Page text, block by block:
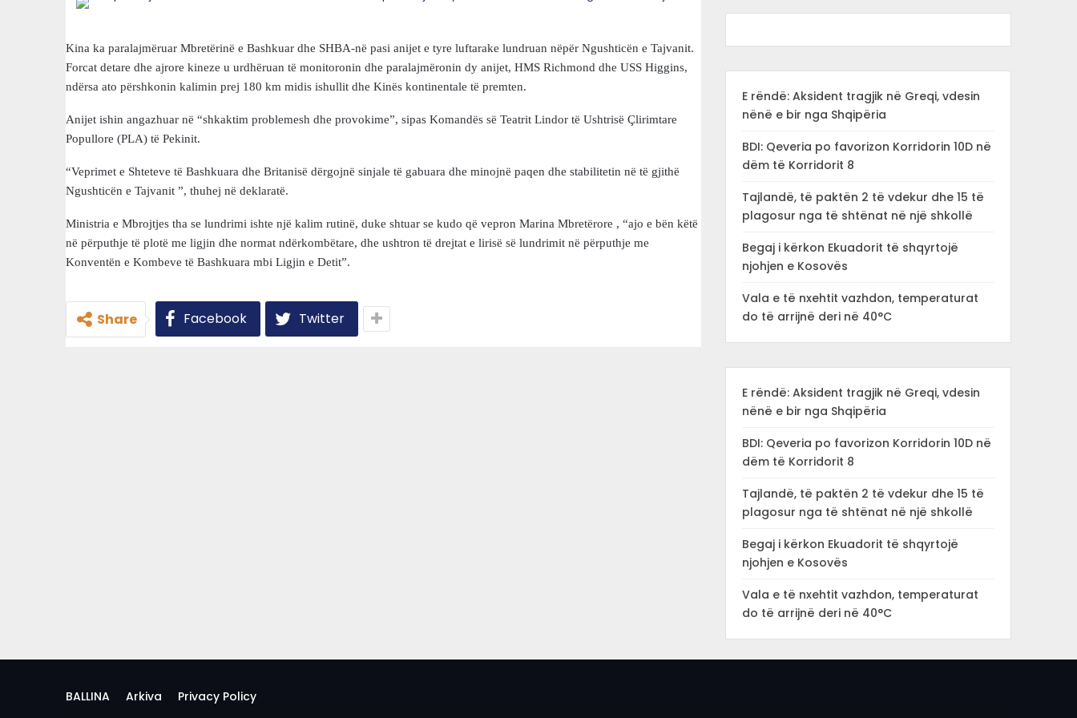
Kina ka paralajmëruar Mbretërinë e Bashkuar dhe SHBA-në pasi anijet e tyre luftarake lundruan nëpër Ngushticën e Tajvanit.
Forcat detare dhe ajrore kineze u urdhëruan të monitoronin dhe paralajmëronin dy anijet, HMS Richmond dhe USS Higgins,
ndërsa ato përshkonin kalimin prej 180 km midis ishullit dhe Kinës kontinentale të premten.
Anijet ishin angazhuar në “shkaktim problemesh dhe provokime”, sipas Komandës së Teatrit Lindor të Ushtrisë Çlirimtare
Popullore (PLA) të Pekinit.
“Veprimet e Shteteve të Bashkuara dhe Britanisë dërgojnë sinjale të gabuara dhe minojnë paqen dhe stabilitetin në të gjithë
Ngushticën e Tajvanit ”, thuhej në deklaratë.
Ministria e Mbrojtjes tha se lundrimi ishte një kalim rutinë, duke shtuar se kudo që vepron Marina Mbretërore , “ajo e bën këtë
në përputhje të plotë me ligjin dhe normat ndërkombëtare, dhe ushtron të drejtat e lirisë së lundrimit në përputhje me
Konventën e Kombeve të Bashkuara mbi Ligjin e Detit”.
Share Facebook Twitter
E rëndë: Aksident tragjik në Greqi, vdesin
nënë e bir nga Shqipëria
BDI: Qeveria po favorizon Korridorin 10D në
dëm të Korridorit 8
Tajlandë, të paktën 2 të vdekur dhe 15 të
plagosur nga të shtënat në një shkollë
Begaj i kërkon Ekuadorit të shqyrtojë
njohjen e Kosovës
Vala e të nxehtit vazhdon, temperaturat
do të arrijnë deri në 40°C
E rëndë: Aksident tragjik në Greqi, vdesin
nënë e bir nga Shqipëria
BDI: Qeveria po favorizon Korridorin 10D në
dëm të Korridorit 8
Tajlandë, të paktën 2 të vdekur dhe 15 të
plagosur nga të shtënat në një shkollë
Begaj i kërkon Ekuadorit të shqyrtojë
njohjen e Kosovës
Vala e të nxehtit vazhdon, temperaturat
do të arrijnë deri në 40°C
BALLINA Arkiva Privacy Policy